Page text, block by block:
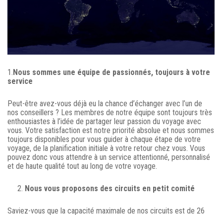
1. Nous sommes une équipe de passionnés, toujours à votre
service
Peut-être avez-vous déjà eu la chance d’échanger avec l’un de
nos conseillers ? Les membres de notre équipe sont toujours très
enthousiastes à l’idée de partager leur passion du voyage avec
vous. Votre satisfaction est notre priorité absolue et nous sommes
toujours disponibles pour vous guider à chaque étape de votre
voyage, de la planification initiale à votre retour chez vous. Vous
pouvez donc vous attendre à un service attentionné, personnalisé
et de haute qualité tout au long de votre voyage.
2. Nous vous proposons des circuits en petit comité
Saviez-vous que la capacité maximale de nos circuits est de 26